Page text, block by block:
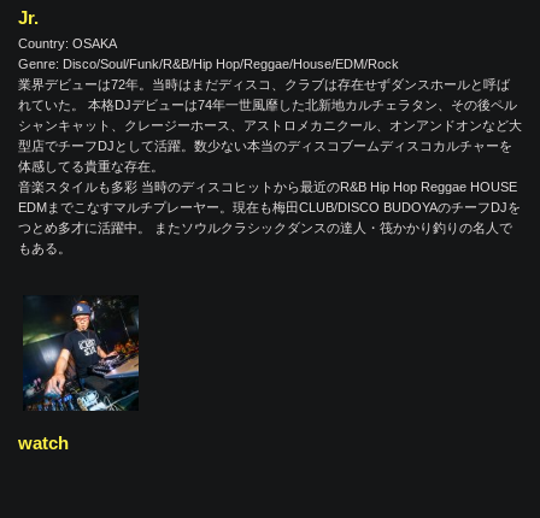
Jr.
Country: OSAKA
Genre: Disco/Soul/Funk/R&B/Hip Hop/Reggae/House/EDM/Rock
業界デビューは72年。当時はまだディスコ、クラブは存在せずダンスホールと呼ば
れていた。 本格DJデビューは74年一世風靡した北新地カルチェラタン、その後ペル
シャンキャット、クレージーホース、アストロメカニクール、オンアンドオンなど大
型店でチーフDJとして活躍。数少ない本当のディスコブームディスコカルチャーを
体感してる貴重な存在。
音楽スタイルも多彩 当時のディスコヒットから最近のR&B Hip Hop Reggae HOUSE
EDMまでこなすマルチプレーヤー。現在も梅田CLUB/DISCO BUDOYAのチーフDJを
つとめ多才に活躍中。 またソウルクラシックダンスの達人・筏かかり釣りの名人で
もある。
watch